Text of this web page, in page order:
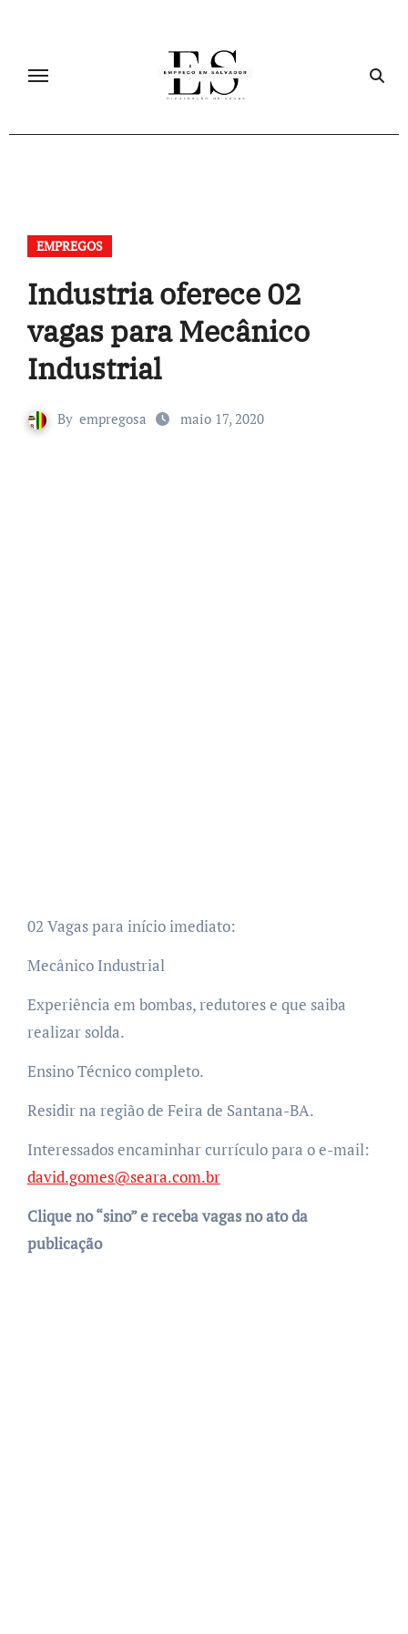
EMPREGOS
Industria oferece 02
vagas para Mecânico
Industrial
By empregosa maio 17, 2020
02 Vagas para início imediato:
Mecânico Industrial
Experiência em bombas, redutores e que saiba
realizar solda.
Ensino Técnico completo.
Residir na região de Feira de Santana-BA.
Interessados encaminhar currículo para o e-mail:
david.gomes@seara.com.br
Clique no “sino” e receba vagas no ato da
publicação